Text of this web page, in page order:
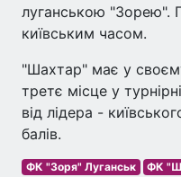
луганською "Зорею".
київським часом.
"Шахтар" має у
третє місце у
від лідера -
балів.
ФК "Зоря" Луганськ
ФК